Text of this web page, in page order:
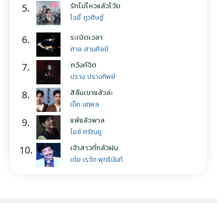
5. รักไม่ไหวแล้วโว้ย
โจอี้ ภูวศิษฐ์
6. ระเบิดเวลา
ศาล สานศิลป์
7. ภวังค์จิต
ปราง ปรางทิพย์
8. สิลืมเขาแล้วล่ะ
เน็ค นฤพล
9. แพ้แล้วพาล
ไอซ์ ศรัณยู
10. เจ้าสาวที่กลัวฝน
เต๋อ เรวัต พุทธินันท์